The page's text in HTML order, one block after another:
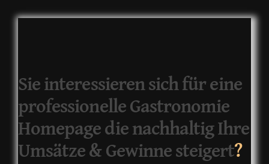
Sie interessieren sich für eine
professionelle Gastronomie
Homepage die nachhaltig Ihre
Umsätze & Gewinne steigert?